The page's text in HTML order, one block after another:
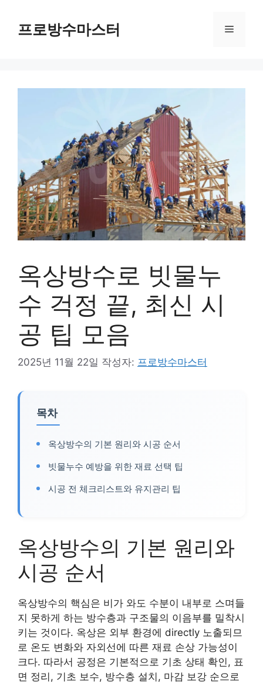
프로방수마스터 메
옥상방수로 빗물누
수 걱정 끝, 최신 시
공 팁 모음
2025년 11월 22일 작성자: 프로방수마스터
목차
옥상방수의 기본 원리와 시공 순서
빗물누수 예방을 위한 재료 선택 팁
시공 전 체크리스트와 유지관리 팁
옥상방수의 기본 원리와
시공 순서
옥상방수의 핵심은 비가 와도 수분이 내부로 스며들
지 못하게 하는 방수층과 구조물의 이음부를 밀착시
키는 것이다. 옥상은 외부 환경에 directly 노출되므
로 온도 변화와 자외선에 따른 재료 손상 가능성이
크다. 따라서 공정은 기본적으로 기초 상태 확인, 표
면 정리, 기초 보수, 방수층 설치, 마감 보강 순으로